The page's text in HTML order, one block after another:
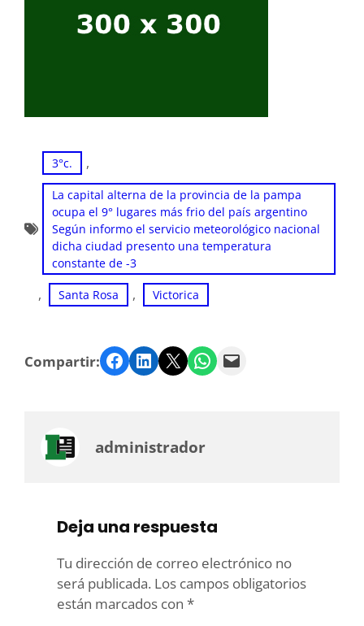
3°c. ,
La capital alterna de la provincia de la pampa
ocupa el 9° lugares más frio del país argentino
Según informo el servicio meteorológico nacional
dicha ciudad presento una temperatura
constante de -3
, Santa Rosa , Victorica
Compartir: Facebook LinkedIn Twitter WhatsApp Email
administrador
Deja una respuesta
Tu dirección de correo electrónico no
será publicada. Los campos obligatorios
están marcados con *